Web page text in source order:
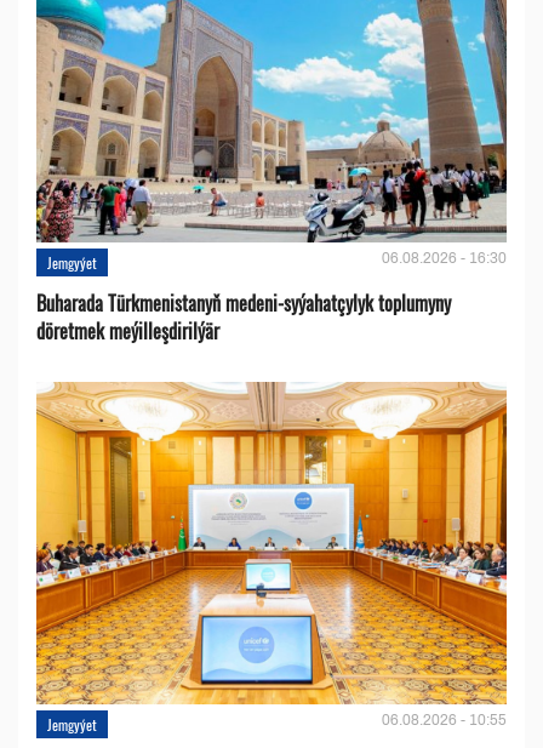
Jemgyýet 06.08.2026 - 16:30
Buharada Türkmenistanyň medeni-syýahatçylyk toplumyny
döretmek meýilleşdirilýär
Jemgyýet 06.08.2026 - 10:55